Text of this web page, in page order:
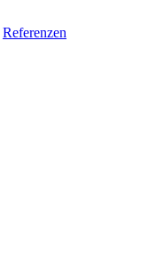
Referenzen